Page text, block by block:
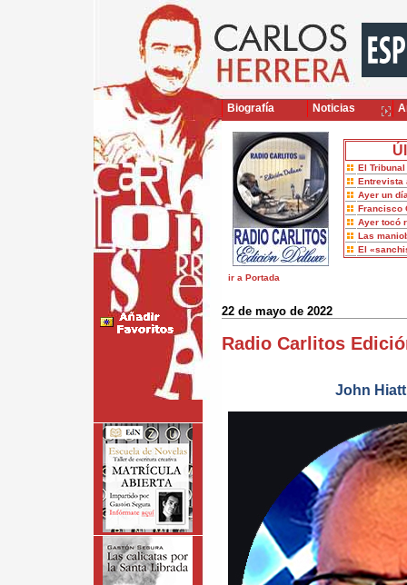
El
Entrevista
Ayer un
Francisco
Ayer tocó
Las
El
ir a Portada
22 de mayo de 2022
Radio Carlitos
John
Biografía Noticias